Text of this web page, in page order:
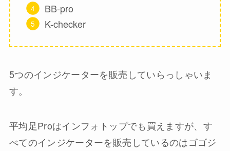
BB-pro
K-checker
5つのインジケーターを販売していらっしゃいま
す。
平均足Proはインフォトップでも買えますが、す
べてのインジケーターを販売しているのはゴゴジ